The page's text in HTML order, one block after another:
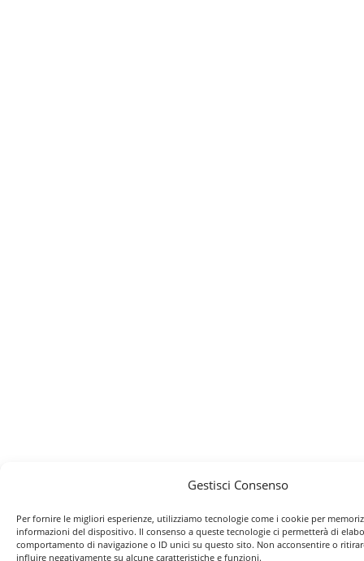
Gestisci Consenso
Per fornire le migliori esperienze, utilizziamo tecnologie come i cookie per
informazioni del dispositivo. Il consenso a queste tecnologie ci permetterà di
comportamento di navigazione o ID unici su questo sito. Non acconsentire o
influire negativamente su alcune caratteristiche e funzioni.